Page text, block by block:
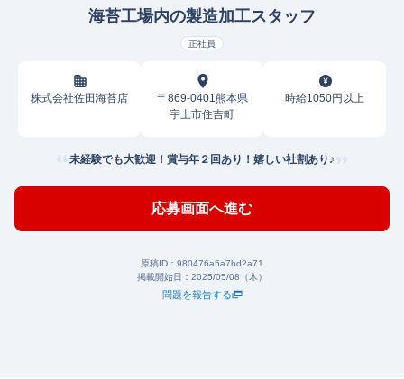
海苔工場内の製造加工スタッフ
正社員
株式会社佐田海苔店
〒869-0401熊本県
宇土市住吉町
時給1050円以上
未経験でも大歓迎！賞与年２回あり！嬉しい社割あり♪
応募画面へ進む
原稿ID： 980476a5a7bd2a71
掲載開始日： 2025/05/08（木）
問題を報告する